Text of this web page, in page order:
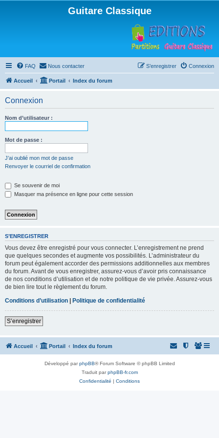
Guitare Classique
FAQ Nous contacter Connexion
S’enregistrer
Accueil Portail Index du forum
Connexion
Nom d’utilisateur :
Mot de passe :
J’ai oublié mon mot de passe
Renvoyer le courriel de confirmation
Se souvenir de moi
Masquer ma présence en ligne pour cette session
S’ENREGISTRER
Vous devez être enregistré pour vous connecter. L’enregistrement ne prend
que quelques secondes et augmente vos possibilités. L’administrateur du
forum peut également accorder des permissions additionnelles aux membres
du forum. Avant de vous enregistrer, assurez-vous d’avoir pris connaissance
de nos conditions d’utilisation et de notre politique de vie privée. Assurez-vous
de bien lire tout le règlement du forum.
Conditions d’utilisation | Politique de confidentialité
S’enregistrer
Accueil Portail Index du forum
Développé parphpBB® Forum Software © phpBB Limited
Traduit parphpBB-fr.com
Confidentialité | Conditions